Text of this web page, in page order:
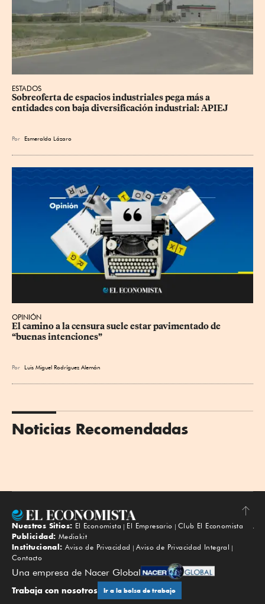
ESTADOS
Sobreoferta de espacios industriales pega más a
entidades con baja diversificación industrial: APIEJ
Por Esmeralda Lázaro
OPINIÓN
El camino a la censura suele estar pavimentado de
“buenas intenciones”
Por Luis Miguel Rodríguez Alemán
Noticias Recomendadas
Subir
Nuestros Sitios: El Economista El Empresario
Club El Economista
Publicidad: Mediakit
Institucional: Aviso de Privacidad
Aviso de Privacidad Integral
Contacto
Una empresa de Nacer Global
Trabaja con nosotros Ir a la bolsa de trabajo